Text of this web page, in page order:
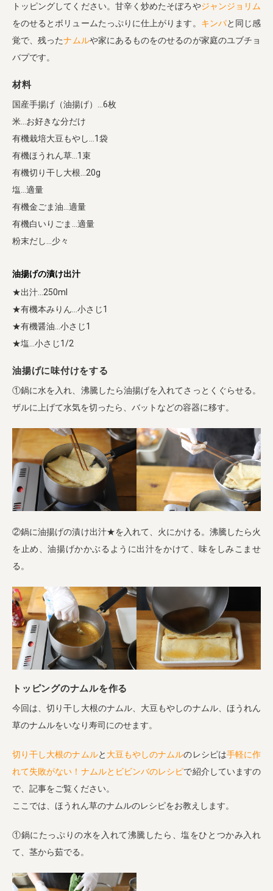
トッピングしてください。甘辛く炒めたそぼろやジャンジョリム
をのせるとボリュームたっぷりに仕上がります。 キンパと同じ感
覚で、残ったナムルや家にあるものをのせるのが家庭のユブチョ
バプです。
材料
国産手揚げ（油揚げ）…6枚
米…お好きな分だけ
有機栽培大豆もやし…1袋
有機ほうれん草…1束
有機切り干し大根…20g
塩…適量
有機金ごま油…適量
有機白いりごま…適量
粉末だし…少々
油揚げの漬け出汁
★出汁…250ml
★有機本みりん…小さじ1
★有機醤油…小さじ1
★塩…小さじ1/2
油揚げに味付けをする
①鍋に水を入れ、沸騰したら油揚げを入れてさっとくぐらせる。
ザルに上げて水気を切ったら、バットなどの容器に移す。
②鍋に油揚げの漬け出汁★を入れて、火にかける。沸騰したら火
を止め、油揚げかかぶるように出汁をかけて、味をしみこませ
る。
トッピングのナムルを作る
今回は、切り干し大根のナムル、大豆もやしのナムル、ほうれん
草のナムルをいなり寿司にのせます。
切り干し大根のナムルと 大豆もやしのナムルのレシピは手軽に作
れて失敗がない！ナムルとビビンバのレシピで紹介していますの
で、記事をご覧ください。
ここでは、ほうれん草のナムルのレシピをお教えします。
①鍋にたっぷりの水を入れて沸騰したら、塩をひとつかみ入れ
て、茎から茹でる。